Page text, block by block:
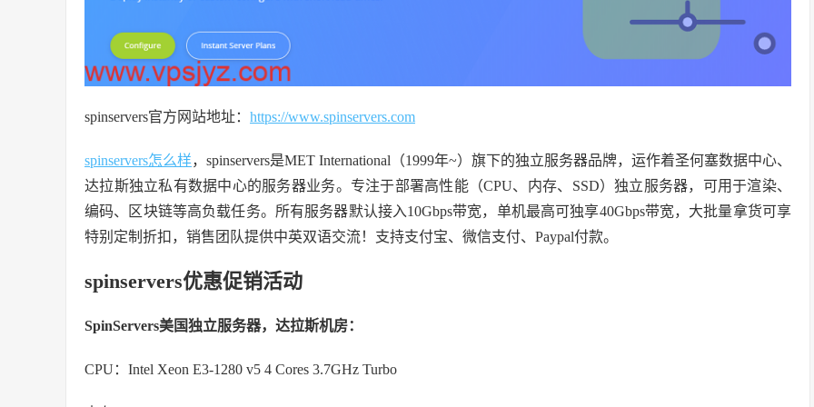
spinservers官方网站地址： https://www.spinservers.com
spinservers怎么样，spinservers是MET International（1999年~）旗下的独立服务器品牌，运作着圣何塞数据中心、
达拉斯独立私有数据中心的服务器业务。专注于部署高性能（CPU、内存、SSD）独立服务器，可用于渲染、
编码、区块链等高负载任务。所有服务器默认接入10Gbps带宽，单机最高可独享40Gbps带宽，大批量拿货可享
特别定制折扣，销售团队提供中英双语交流！支持支付宝、微信支付、Paypal付款。
spinservers优惠促销活动
SpinServers美国独立服务器，达拉斯机房：
CPU：Intel Xeon E3-1280 v5 4 Cores 3.7GHz Turbo